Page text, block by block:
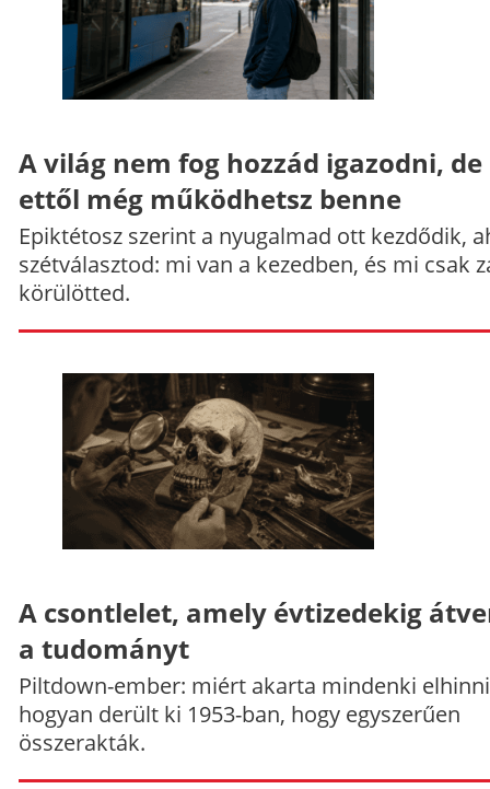
A világ nem fog hozzád igazodni, de
ettől még működhetsz benne
Epiktétosz szerint a nyugalmad ott kezdődik,
szétválasztod: mi van a kezedben, és mi csak
körülötted.
A csontlelet, amely évtizedekig
a tudományt
Piltdown-ember: miért akarta mindenki
hogyan derült ki 1953-ban, hogy egyszerűen
összerakták.